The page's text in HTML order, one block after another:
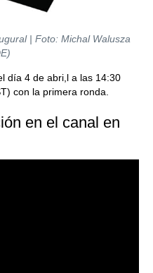
| Foto: Michal Walusza
día 4 de abri,l a las 14:30
con la primera ronda.
en el canal en